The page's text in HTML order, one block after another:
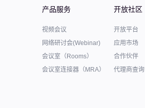
产品服务
视频会议
网络研讨会(Webinar)
会议室（Rooms）
会议室连接器（MRA）
开放社区
开放平台
应用市场
合作伙伴
代理商查询